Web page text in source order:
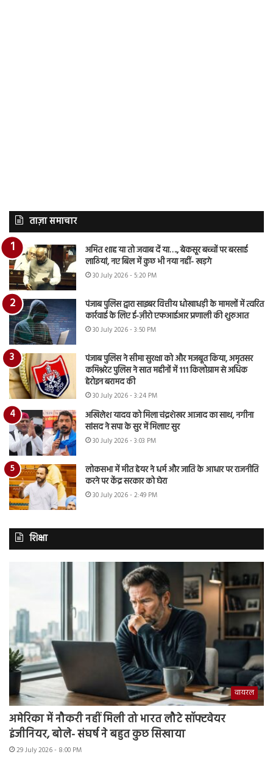
ताज़ा समाचार
अमित शाह या तो जवाब दें या…., बेकसूर बच्चों पर बरसाई
लाठियां, नए बिल में कुछ भी नया नहीं- खड़गे
30 July 2026 - 5:20 PM
पंजाब पुलिस द्वारा साइबर वित्तीय धोखाधड़ी के मामलों में त्वरित
कार्रवाई के लिए ई-ज़ीरो एफआईआर प्रणाली की शुरुआत
30 July 2026 - 3:50 PM
पंजाब पुलिस ने सीमा सुरक्षा को और मजबूत किया, अमृतसर
कमिश्नरेट पुलिस ने सात महीनों में 111 किलोग्राम से अधिक
हेरोइन बरामद की
30 July 2026 - 3:24 PM
अखिलेश यादव को मिला चंद्रशेखर आजाद का साथ, नगीना
सांसद ने सपा के सुर में मिलाए सुर
30 July 2026 - 3:03 PM
लोकसभा में मीत हेयर ने धर्म और जाति के आधार पर राजनीति
करने पर केंद्र सरकार को घेरा
30 July 2026 - 2:49 PM
शिक्षा
वायरल
अमेरिका में नौकरी नहीं मिली तो भारत लौटे सॉफ्टवेयर
इंजीनियर, बोले- संघर्ष ने बहुत कुछ सिखाया
29 July 2026 - 8:00 PM